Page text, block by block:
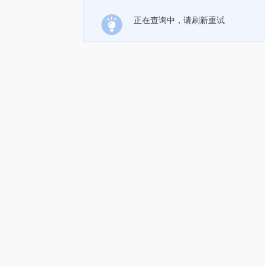
正在查询中，请刷新重试